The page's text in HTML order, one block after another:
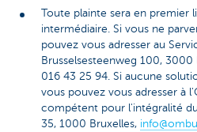
Toute plainte sera en premier
intermédiaire. Si vous ne
pouvez vous adresser au
Brusselsesteenweg 100, 3000
016 43 25 94. Si aucune
vous pouvez vous adresser à
compétent pour l'intégralité
35, 1000 Bruxelles,